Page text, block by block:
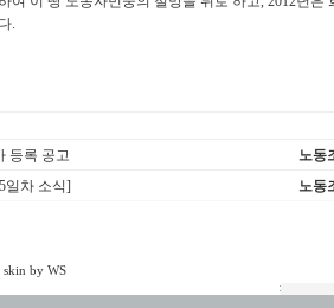
.
등록 공고 노동
일차 소식] 노동
skin by WS